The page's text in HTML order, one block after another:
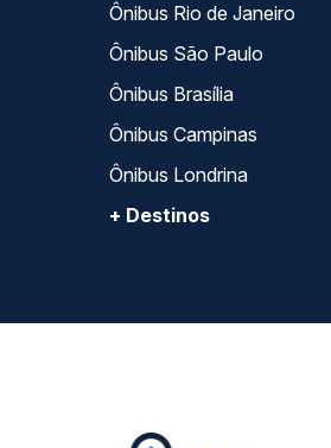
Ônibus Rio de Janeiro
Ônibus São Paulo
Ônibus Brasília
Ônibus Campinas
Ônibus Londrina
+ Destinos